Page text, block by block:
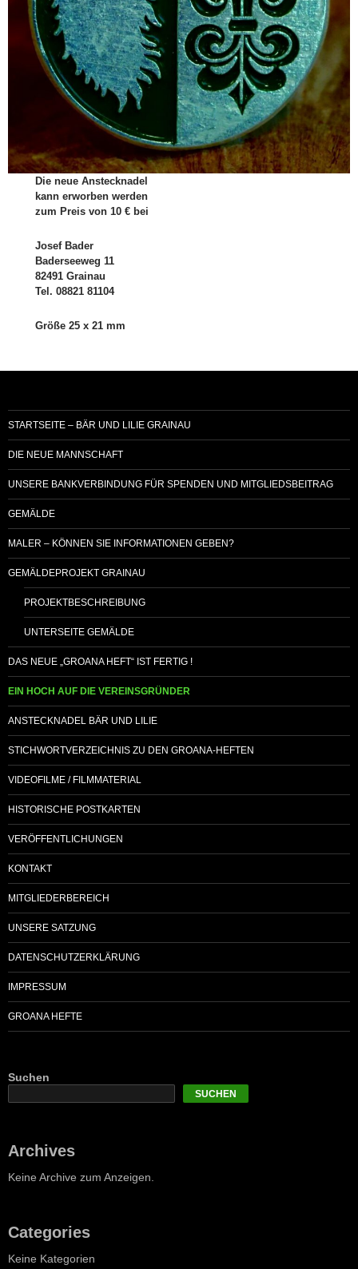
Die neue Anstecknadel
kann erworben werden
zum Preis von 10 € bei
Josef Bader
Baderseeweg 11
82491 Grainau
Tel. 08821 81104
Größe 25 x 21 mm
STARTSEITE – BÄR UND LILIE GRAINAU
DIE NEUE MANNSCHAFT
UNSERE BANKVERBINDUNG FÜR SPENDEN UND MITGLIEDSBEITRAG
GEMÄLDE
MALER – KÖNNEN SIE INFORMATIONEN GEBEN?
GEMÄLDEPROJEKT GRAINAU
PROJEKTBESCHREIBUNG
UNTERSEITE GEMÄLDE
DAS NEUE „GROANA HEFT“ IST FERTIG !
EIN HOCH AUF DIE VEREINSGRÜNDER
ANSTECKNADEL BÄR UND LILIE
STICHWORTVERZEICHNIS ZU DEN GROANA-HEFTEN
VIDEOFILME / FILMMATERIAL
HISTORISCHE POSTKARTEN
VERÖFFENTLICHUNGEN
KONTAKT
MITGLIEDERBEREICH
UNSERE SATZUNG
DATENSCHUTZERKLÄRUNG
IMPRESSUM
GROANA HEFTE
Suchen
SUCHEN
Archives
Keine Archive zum Anzeigen.
Categories
Keine Kategorien